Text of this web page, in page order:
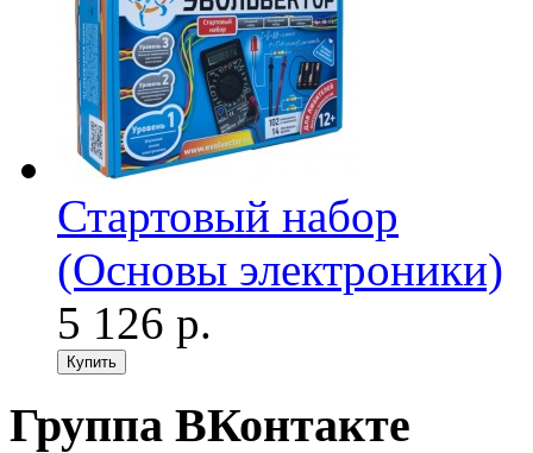
Стартовый набор
(Основы электроники)
5 126 р.
Группа ВКонтакте